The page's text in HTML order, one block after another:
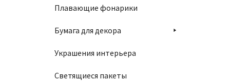
Плавающие фонарики
Бумага для декора
Украшения интерьера
Светящиеся пакеты